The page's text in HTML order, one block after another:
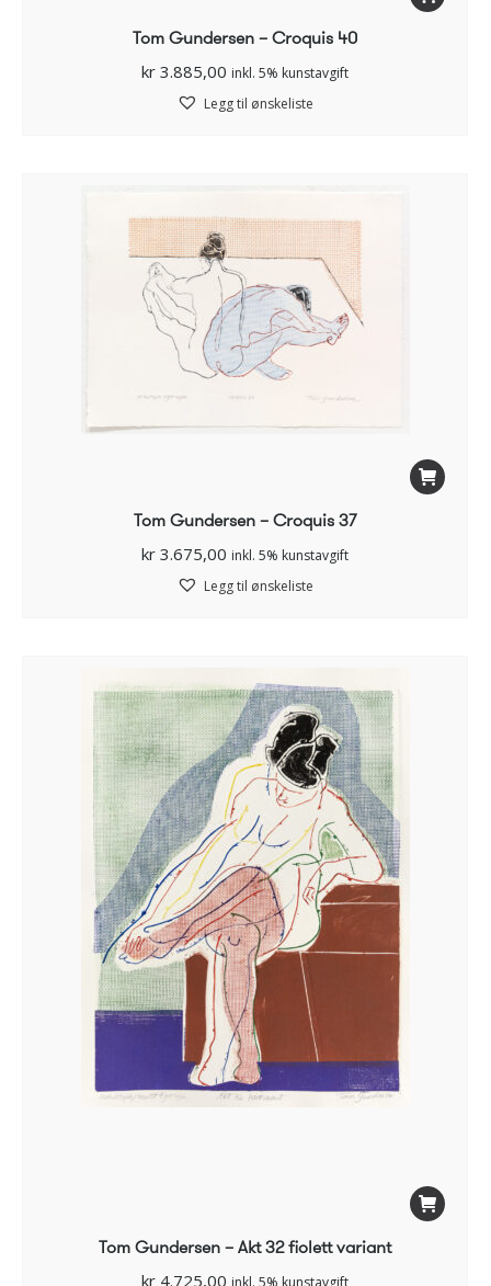
Tom Gundersen – Croquis 40
kr 3.885,00 inkl. 5% kunstavgift
Legg til ønskeliste
Tom Gundersen – Croquis 37
kr 3.675,00 inkl. 5% kunstavgift
Legg til ønskeliste
Tom Gundersen – Akt 32 fiolett variant
kr 4.725,00 inkl. 5% kunstavgift